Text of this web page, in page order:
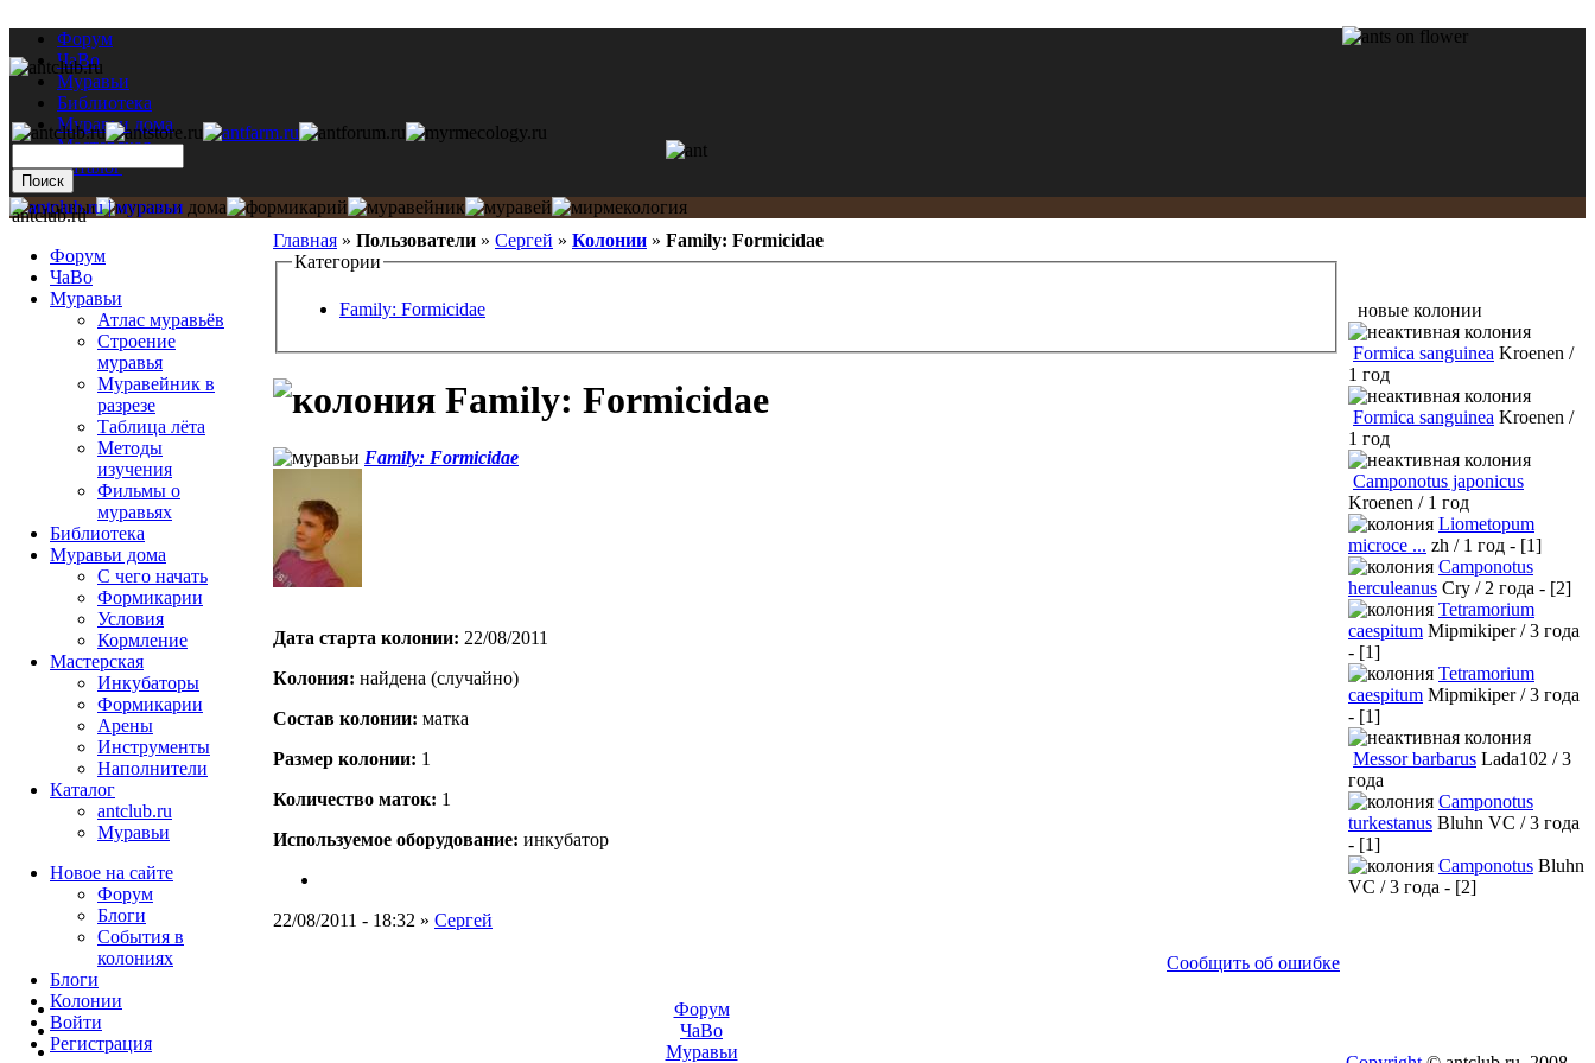
Форум
ЧаВо
Муравьи
Библиотека
Муравьи дома
Мастерская
Каталог
Главная » Пользователи » Сергей » Колонии » Family: Formicidae
Категории
Family: Formicidae
Family: Formicidae
Family: Formicidae
Дата старта кoлонии: 22/08/2011
Кoлония: найдена (случайно)
Состав кoлонии: матка
Размер кoлонии: 1
Количество маток: 1
Используемое оборудование: инкубатор
22/08/2011 - 18:32 » Сергей
Сообщить об ошибке
antclub.ru
Форум
ЧаВо
Муравьи
Атлас муравьёв
Строение
муравья
Муравейник в
разрезе
Таблица лёта
Методы
изучения
Фильмы о
муравьях
Библиотека
Муравьи дома
С чего начать
Формикарии
Условия
Кормление
Мастерская
Инкубаторы
Формикарии
Арены
Инструменты
Наполнители
Каталог
antclub.ru
Муравьи
Новое на сайте
Форум
Блоги
События в
колониях
Блоги
Колонии
Войти
Peгиcтpaция
новые колонии
Formica sanguinea Kroenen /
1 год
Formica sanguinea Kroenen /
1 год
Camponotus japonicus
Kroenen / 1 год
Liometopum
microce ... zh / 1 год - [1]
Camponotus
herculeanus Cry / 2 года - [2]
Tetramorium
caespitum Mipmikiper / 3 года
- [1]
Tetramorium
caespitum Mipmikiper / 3 года
- [1]
Messor barbarus Lada102 / 3
года
Camponotus
turkestanus Bluhn VC / 3 года
- [1]
Camponotus Bluhn
VC / 3 года - [2]
Форум
ЧаВо
Муравьи